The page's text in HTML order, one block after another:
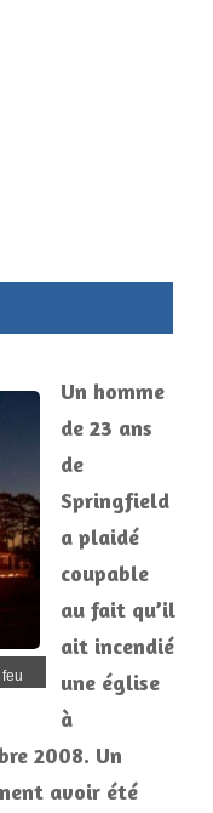
Un homme
de 23 ans
de
Springfield
a plaidé
coupable
au fait qu’il
ait incendié
une église
à
2008. Un
avoir été